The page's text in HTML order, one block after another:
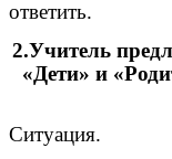
ответить.
2.Учитель
«Дети» и
Ситуация.